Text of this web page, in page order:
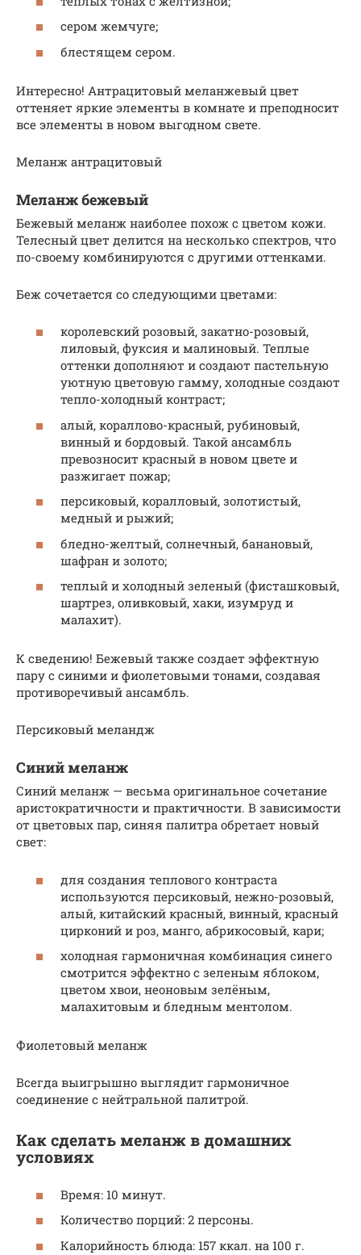
сером жемчуге;
блестящем сером.
Интересно! Антрацитовый меланжевый цвет
оттеняет яркие элементы в комнате и преподносит
все элементы в новом выгодном свете.
Меланж антрацитовый
Меланж бежевый
Бежевый меланж наиболее похож с цветом кожи.
Телесный цвет делится на несколько спектров, что
по-своему комбинируются с другими оттенками.
Беж сочетается со следующими цветами:
королевский розовый, закатно-розовый,
лиловый, фуксия и малиновый. Теплые
оттенки дополняют и создают пастельную
уютную цветовую гамму, холодные создают
тепло-холодный контраст;
алый, кораллово-красный, рубиновый,
винный и бордовый. Такой ансамбль
превозносит красный в новом цвете и
разжигает пожар;
персиковый, коралловый, золотистый,
медный и рыжий;
бледно-желтый, солнечный, банановый,
шафран и золото;
теплый и холодный зеленый (фисташковый,
шартрез, оливковый, хаки, изумруд и
малахит).
К сведению! Бежевый также создает эффектную
пару с синими и фиолетовыми тонами, создавая
противоречивый ансамбль.
Персиковый меландж
Синий меланж
Синий меланж — весьма оригинальное сочетание
аристократичности и практичности. В зависимости
от цветовых пар, синяя палитра обретает новый
свет:
для создания теплового контраста
используются персиковый, нежно-розовый,
алый, китайский красный, винный, красный
цирконий и роз, манго, абрикосовый, кари;
холодная гармоничная комбинация синего
смотрится эффектно с зеленым яблоком,
цветом хвои, неоновым зелёным,
малахитовым и бледным ментолом.
Фиолетовый меланж
Всегда выигрышно выглядит гармоничное
соединение с нейтральной палитрой.
Как сделать меланж в домашних
условиях
Время: 10 минут.
Количество порций: 2 персоны.
Калорийность блюда: 157 ккал. на 100 г.